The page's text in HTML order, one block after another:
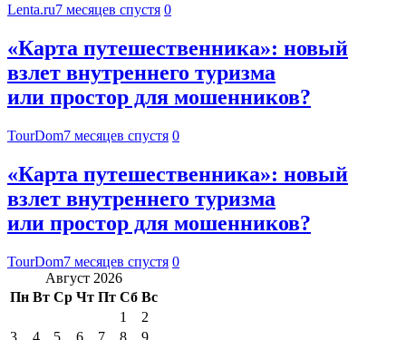
Lenta.ru7 месяцев спустя 0
«Карта путешественника»: новый
взлет внутреннего туризма
или простор для мошенников?
TourDom7 месяцев спустя 0
«Карта путешественника»: новый
взлет внутреннего туризма
или простор для мошенников?
TourDom7 месяцев спустя 0
Август 2026
Пн Вт Ср Чт Пт Сб Вс
1
2
3
4 5 6 7 8
9